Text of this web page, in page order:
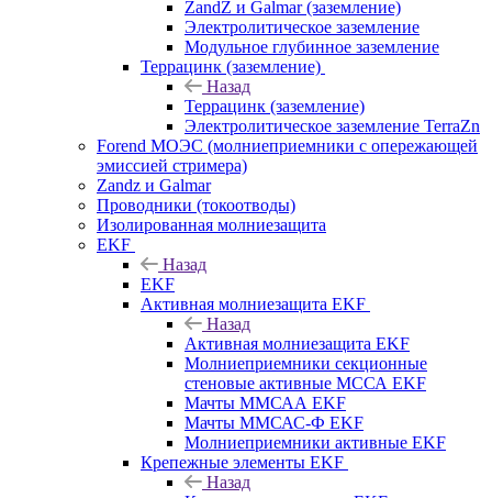
ZandZ и Galmar (заземление)
Электролитическое заземление
Модульное глубинное заземление
Террацинк (заземление)
Назад
Террацинк (заземление)
Электролитическое заземление TerraZn
Forend МОЭС (молниеприемники с опережающей
эмиссией стримера)
Zandz и Galmar
Проводники (токоотводы)
Изолированная молниезащита
EKF
Назад
EKF
Активная молниезащита EKF
Назад
Активная молниезащита EKF
Молниеприемники секционные
стеновые активные МССА EKF
Мачты ММСАА EKF
Мачты ММСАС-Ф EKF
Молниеприемники активные EKF
Крепежные элементы EKF
Назад